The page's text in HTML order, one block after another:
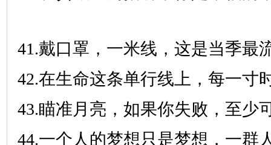
41.戴口罩，一米线，这是当季最
42.在生命这条单行线上，每一寸
43.瞄准月亮，如果你失败，至少
44.一个人的梦想只是梦想，一群